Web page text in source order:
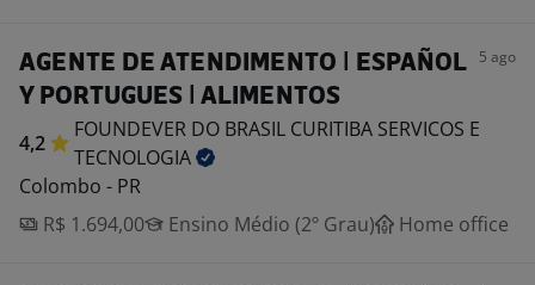
AGENTE DE ATENDIMENTO | ESPAÑOL
Y PORTUGUES | ALIMENTOS
5 ago
4,2
FOUNDEVER DO BRASIL CURITIBA SERVICOS E
TECNOLOGIA
Colombo - PR
R$ 1.694,00
Ensino Médio (2º Grau) Home office